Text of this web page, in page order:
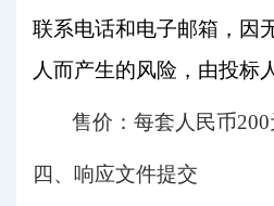
联系电话和电子邮箱，因
人而产生的风险，由投标
售价：每套人民币200
四、响应文件提交